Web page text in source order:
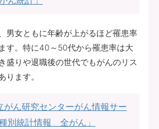
男女ともに年齢が上がるほど罹患率
す。特に40～50代から罹患率は大
盛りや退職後の世代でもがんのリス
ります。
がん研究センターがん情報サー
別統計情報 全がん」